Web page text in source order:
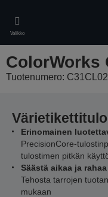
main
content
Valikko
ColorWorks
Tuotenumero:
Erinomainen
PrecisionCore-
tulostimen pitkän
Säästä aikaa ja rahaa
Tehosta tarrojen
mukaan